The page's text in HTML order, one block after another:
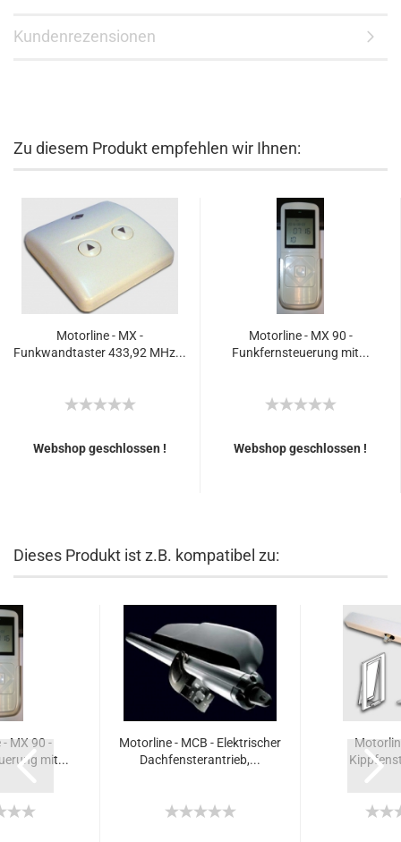
Kundenrezensionen
Zu diesem Produkt empfehlen wir Ihnen:
Motorline - MX -
Funkwandtaster 433,92 MHz...
Webshop geschlossen !
Motorline - MX 90 -
Funkfernsteuerung mit...
Webshop geschlossen !
Dieses Produkt ist z.B. kompatibel zu:
MX 90 -
mit...
Motorline - MCB - Elektrischer
Dachfensterantrieb,...